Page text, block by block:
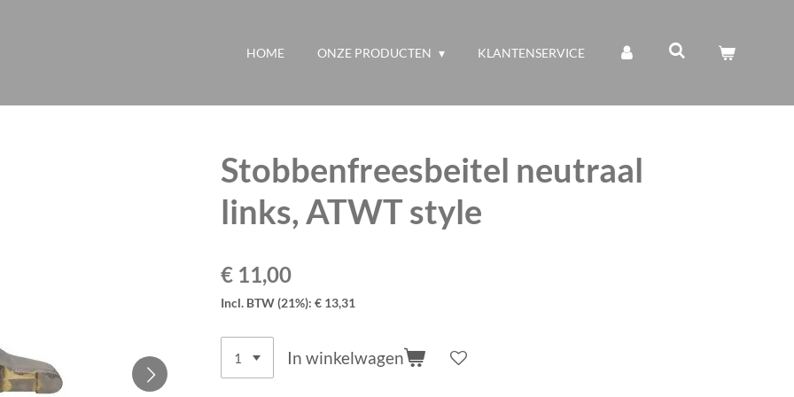
HOME ONZE PRODUCTEN KLANTENSERVICE
Stobbenfreesbeitel neutraal
links, ATWT style
€ 11,00
Incl. BTW (21%): € 13,31
In winkelwagen